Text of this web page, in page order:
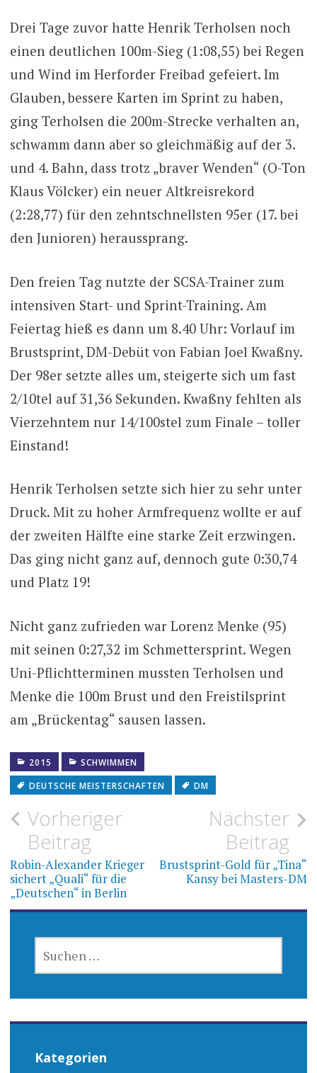
Drei Tage zuvor hatte Henrik Terholsen noch
einen deutlichen 100m-Sieg (1:08,55) bei Regen
und Wind im Herforder Freibad gefeiert. Im
Glauben, bessere Karten im Sprint zu haben,
ging Terholsen die 200m-Strecke verhalten an,
schwamm dann aber so gleichmäßig auf der 3.
und 4. Bahn, dass trotz „braver Wenden“ (O-Ton
Klaus Völcker) ein neuer Altkreisrekord
(2:28,77) für den zehntschnellsten 95er (17. bei
den Junioren) heraussprang.
Den freien Tag nutzte der SCSA-Trainer zum
intensiven Start- und Sprint-Training. Am
Feiertag hieß es dann um 8.40 Uhr: Vorlauf im
Brustsprint, DM-Debüt von Fabian Joel Kwaßny.
Der 98er setzte alles um, steigerte sich um fast
2/10tel auf 31,36 Sekunden. Kwaßny fehlten als
Vierzehntem nur 14/100stel zum Finale – toller
Einstand!
Henrik Terholsen setzte sich hier zu sehr unter
Druck. Mit zu hoher Armfrequenz wollte er auf
der zweiten Hälfte eine starke Zeit erzwingen.
Das ging nicht ganz auf, dennoch gute 0:30,74
und Platz 19!
Nicht ganz zufrieden war Lorenz Menke (95)
mit seinen 0:27,32 im Schmettersprint. Wegen
Uni-Pflichtterminen mussten Terholsen und
Menke die 100m Brust und den Freistilsprint
am „Brückentag“ sausen lassen.
2015
SCHWIMMEN
DEUTSCHE MEISTERSCHAFTEN
DM
Beitragsnavigation
Vorheriger
Beitrag
Robin-Alexander Krieger
sichert „Quali“ für die
„Deutschen“ in Berlin
Nächster
Beitrag
Brustsprint-Gold für „Tina“
Kansy bei Masters-DM
NACH:
Kategorien